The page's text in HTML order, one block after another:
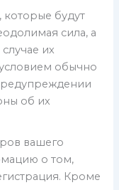
которые будут
сила, а
их
обычно
об их
вашего
о том,
Кроме